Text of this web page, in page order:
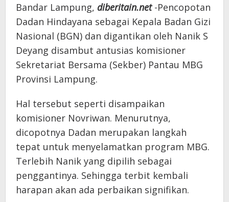
Bandar Lampung, diberitain.net-Pencopotan
Dadan Hindayana sebagai Kepala Badan Gizi
Nasional (BGN) dan digantikan oleh Nanik S
Deyang disambut antusias komisioner
Sekretariat Bersama (Sekber) Pantau MBG
Provinsi Lampung.
Hal tersebut seperti disampaikan
komisioner Novriwan. Menurutnya,
dicopotnya Dadan merupakan langkah
tepat untuk menyelamatkan program MBG.
Terlebih Nanik yang dipilih sebagai
penggantinya. Sehingga terbit kembali
harapan akan ada perbaikan signifikan.